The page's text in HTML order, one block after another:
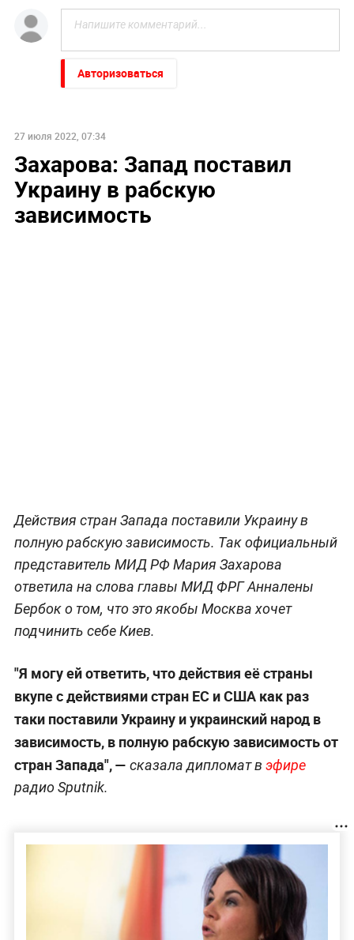
Авторизоваться
27 июля 2022, 07:34
Захарова: Запад поставил
Украину в рабскую
зависимость
Действия стран Запада поставили Украину в
полную рабскую зависимость. Так официальный
представитель МИД РФ Мария Захарова
ответила на слова главы МИД ФРГ Анналены
Бербок о том, что это якобы Москва хочет
подчинить себе Киев.
"Я могу ей ответить, что действия её страны
вкупе с действиями стран ЕС и США как раз
таки поставили Украину и украинский народ в
зависимость, в полную рабскую зависимость от
стран Запада", — сказала дипломат в эфире
радио Sputnik.